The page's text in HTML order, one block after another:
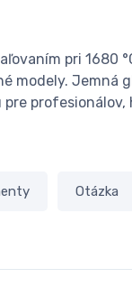
pri 1680
modely. Jemná
Otázka